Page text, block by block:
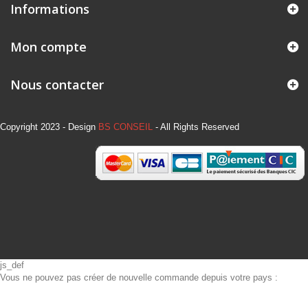
Informations
Mon compte
Nous contacter
Copyright 2023 - Design BS CONSEIL - All Rights Reserved
js_def
Vous ne pouvez pas créer de nouvelle commande depuis votre pays :